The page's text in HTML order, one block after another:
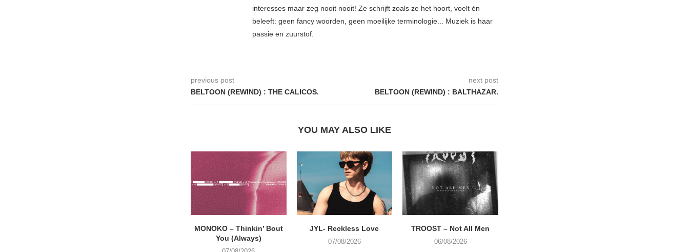
interesses maar zeg nooit nooit! Ze schrijft zoals ze het hoort, voelt én
beleeft: geen fancy woorden, geen moeilijke terminologie... Muziek is haar
passie en zuurstof.
previous post
BELTOON (REWIND) : THE CALICOS.
next post
BELTOON (REWIND) : BALTHAZAR.
YOU MAY ALSO LIKE
MONOKO – Thinkin’ Bout
You (Always)
JYL- Reckless Love
07/08/2026
TROOST – Not All Men
06/08/2026